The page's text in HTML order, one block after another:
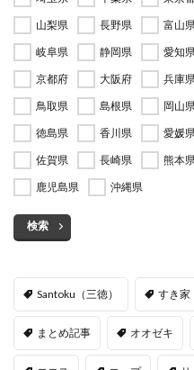
山梨県
長野県 富山県
岐阜県
静岡県 愛知県
京都府
大阪府 兵庫県
鳥取県
島根県 岡山県
徳島県
香川県 愛媛県
佐賀県
長崎県 熊本県
鹿児島県
沖縄県
検索
Santoku（三徳） すき家
まとめ記事 オオゼキ